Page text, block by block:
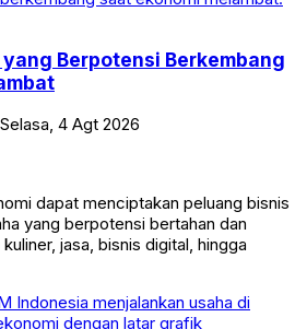
Berpotensi Berkembang
4 Agt 2026
dapat menciptakan peluang bisnis
yang berpotensi bertahan dan
jasa, bisnis digital, hingga